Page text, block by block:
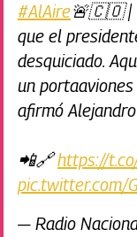
#AlAire🚨🇨🇴 |
que el
desquiciado.
un portaaviones
afirmó
📲🔗https://
pic.twitter.com/
— Radio